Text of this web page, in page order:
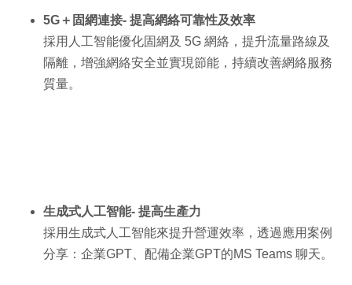
5G＋固網連接- 提高網絡可靠性及效率
採用人工智能優化固網及 5G 網絡，提升流量路線及
隔離，增強網絡安全並實現節能，持續改善網絡服務
質量。
生成式人工智能- 提高生產力
採用生成式人工智能來提升營運效率，透過應用案例
分享：企業GPT、配備企業GPT的MS Teams 聊天。